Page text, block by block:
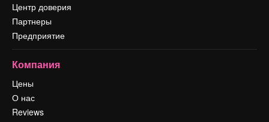
Центр доверия
Партнеры
Предприятие
Компания
Цены
О нас
Reviews